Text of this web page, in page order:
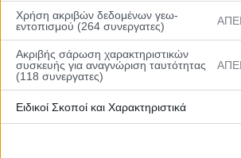
Χρήση ακριβών δεδομένων γεω-
εντοπισμού (264 συνεργατες)
Ακριβής σάρωση χαρακτηριστικών
συσκευής για αναγνώριση ταυτότητας
(118 συνεργατες)
Ειδικοί Σκοποί και Χαρακτηριστικά
Rising Stars Εθνική Ασφαλιστική: